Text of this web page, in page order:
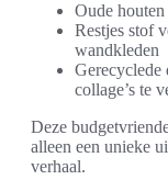
Oude
Restjes stof
wandkleden
Gerecyclede
collage’s te
Deze
alleen een unieke
verhaal.